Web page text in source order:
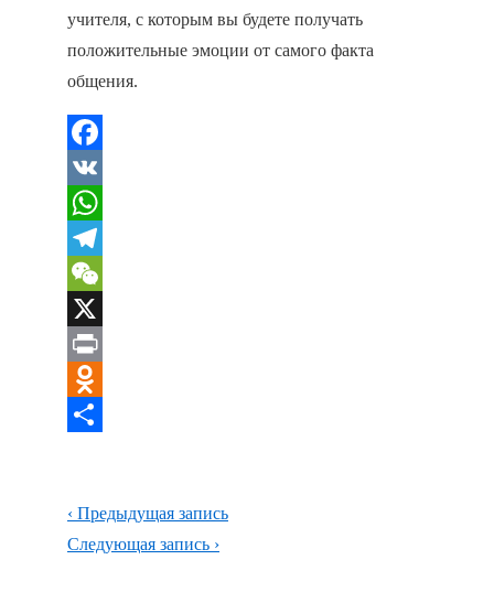
учителя, с которым вы будете получать
положительные эмоции от самого факта
общения.
Facebook
VK
WhatsApp
Telegram
WeChat
X
Print
Odnoklassniki
Навигация
по
Предыдущая
запись
‹ Предыдущая запись
Следующая
Следующая запись ›